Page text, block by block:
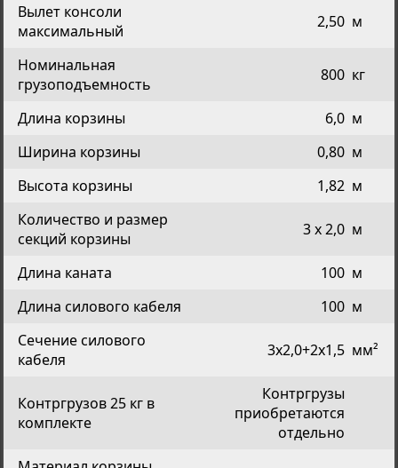
Вылет консоли
максимальный
2,50 м
Номинальная
грузоподъемность
800 кг
Длина корзины 6,0 м
Ширина корзины
0,80 м
Высота корзины
1,82 м
Количество и размер
секций корзины
3 x 2,0 м
Длина каната 100 м
Длина силового кабеля
100 м
Сечение силового
кабеля
3x2,0+2x1,5 мм²
Контргрузов 25 кг в
комплекте
Контргрузы
приобретаются
отдельно